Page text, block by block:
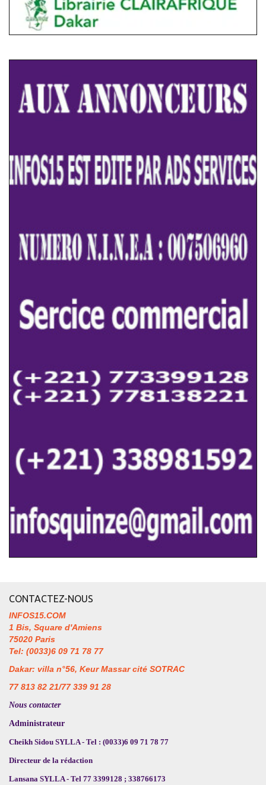
CONTACTEZ-NOUS
INFOS15.COM
1 Bis, Square d'Amiens
75020 Paris
Tel: (0033)6 09 71 78 77
Dakar: villa n°56, Keur Massar cité SOTRAC
77 813 82 21/77 339 91 28
Nous contacter
Administrateur
Cheikh Sidou SYLLA - Tel : (0033)6 09 71 78 77
Directeur de la rédaction
Lansana SYLLA - Tel 77 3399128 ; 338766173